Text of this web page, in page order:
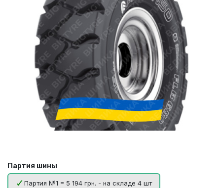
Партия шины
Партия №1 = 5 194 грн. - на складе 4 шт